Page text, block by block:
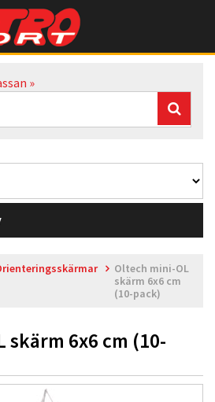
»
Oltech mini-OL
skärm 6x6 cm
(10-pack)
6x6 cm (10-